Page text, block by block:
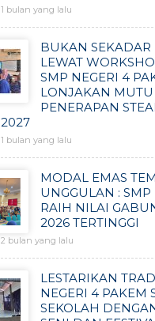
1 bulan yang lalu
BUKAN SEKADAR
LEWAT
SMP NEGERI 4
LONJAKAN MUTU
PENERAPAN
2027
1 bulan yang lalu
MODAL EMAS
UNGGULAN : SMP
RAIH NILAI
2026 TERTINGGI
2 bulan yang lalu
LESTARIKAN
NEGERI 4 PAKEM
SEKOLAH